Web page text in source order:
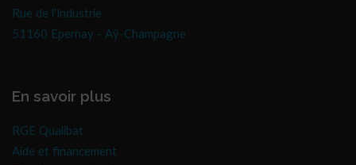
Rue de l'Industrie
51160 Epernay - Aÿ-Champagne
En savoir plus
RGE Qualibat
Aide et financement